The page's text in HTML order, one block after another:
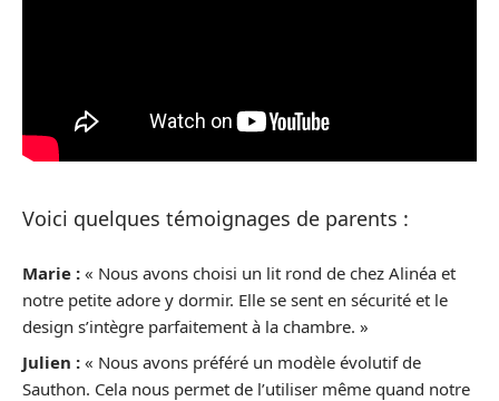
Voici quelques témoignages de parents :
Marie : « Nous avons choisi un lit rond de chez Alinéa et
notre petite adore y dormir. Elle se sent en sécurité et le
design s’intègre parfaitement à la chambre. »
Julien : « Nous avons préféré un modèle évolutif de
Sauthon. Cela nous permet de l’utiliser même quand notre